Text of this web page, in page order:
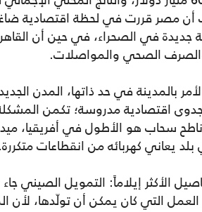
جديدة في الصحراء، في حين أن
الصحي والمواصلات.
بالمدينة في حد ذاتها، المدن
اقتصادية مدروسة؛ تكمن
سحاب هو الأطول في أفريقيا،
بلد يعاني كهربائه من انقطاعات متكررة.
الأكثر إيلاماً: التمويل
التي كان يمكن أن تولّدها، لأن